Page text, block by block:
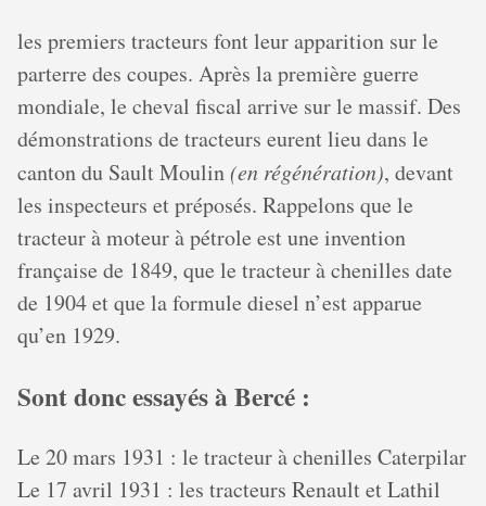
les premiers tracteurs font leur apparition sur le
parterre des coupes. Après la première guerre
mondiale, le cheval fiscal arrive sur le massif. Des
démonstrations de tracteurs eurent lieu dans le
canton du Sault Moulin(en régénération), devant
les inspecteurs et préposés. Rappelons que le
tracteur à moteur à pétrole est une invention
française de 1849, que le tracteur à chenilles date
de 1904 et que la formule diesel n’est apparue
qu’en 1929.
Sont donc essayés à Bercé :
Le 20 mars 1931 : le tracteur à chenilles Caterpilar
Le 17 avril 1931 : les tracteurs Renault et Lathil